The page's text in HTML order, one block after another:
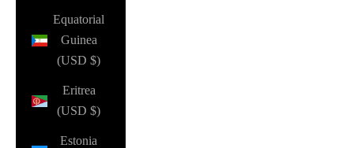
Equatorial
Guinea
(USD $)
Eritrea
(USD $)
Estonia